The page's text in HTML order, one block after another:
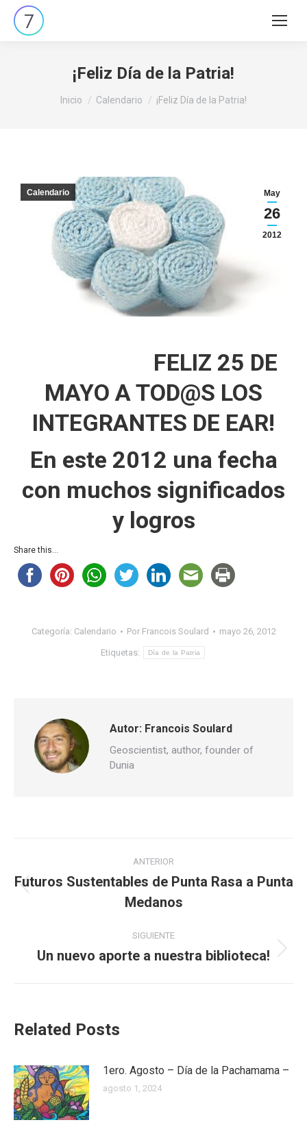
Buscar:
¡Feliz Día de la Patria!
Estás aquí:
Inicio Calendario ¡Feliz Día de la Patria!
May
26
2012
Calendario
FELIZ 25 DE
MAYO A TOD@S LOS
INTEGRANTES DE EAR!
En este 2012 una fecha
con muchos significados
y logros
Share this...
Categoría: Calendario Por Francois Soulard mayo 26, 2012
Etiquetas: Día de la Patria
Autor: Francois Soulard
Geoscientist, author, founder of
Dunia
Navegación
entre
publicaciones
ANTERIOR
anterior:
Futuros Sustentables de Punta Rasa a Punta
Medanos
SIGUIENTE
Publicación
Un nuevo aporte a nuestra biblioteca!
Related Posts
1ero. Agosto – Día de la Pachamama –
agosto 1, 2024